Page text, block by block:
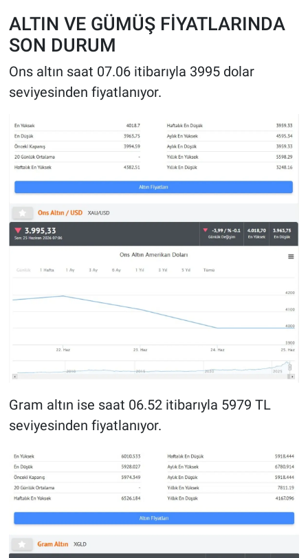
ALTIN VE GÜMÜŞ FİYATLARINDA
SON DURUM
Ons altın saat 07.06 itibarıyla 3995 dolar
seviyesinden fiyatlanıyor.
Gram altın ise saat 06.52 itibarıyla 5979 TL
seviyesinden fiyatlanıyor.